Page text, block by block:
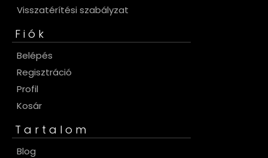
Visszatérítési szabályzat
Fiók
Belépés
Regisztráció
Profil
Kosár
Tartalom
Blog